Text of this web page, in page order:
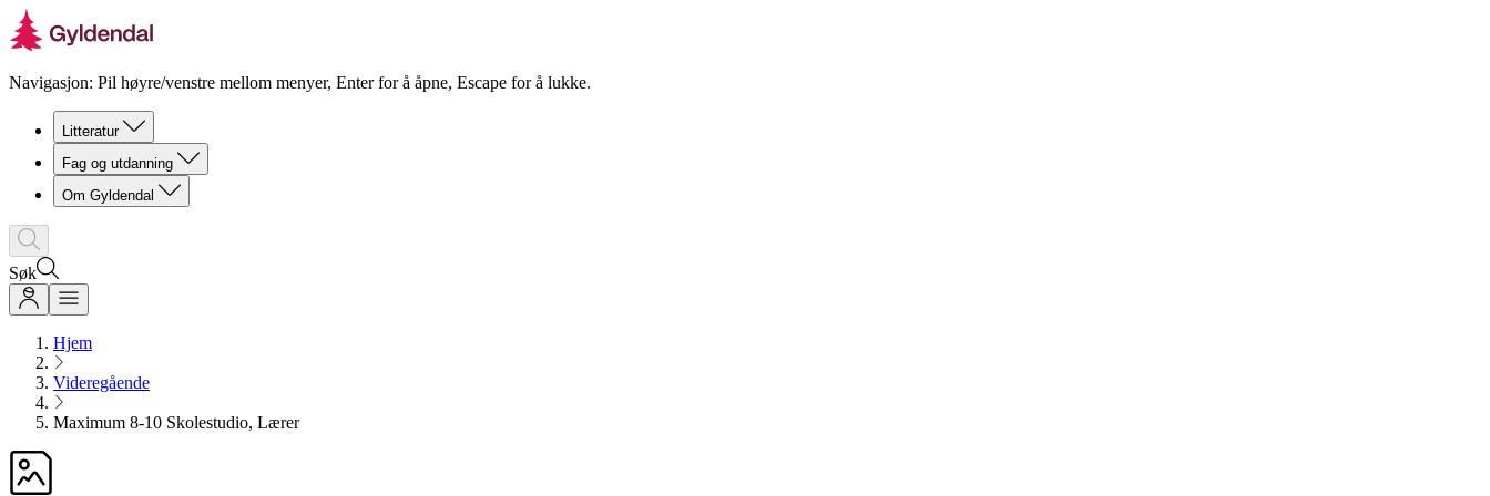
Navigasjon: Pil høyre/venstre mellom menyer, Enter for å åpne, Escape for å lukke.
Litteratur
Fag og utdanning
Om Gyldendal
Søk
Hjem
Videregående
Maximum 8-10 Skolestudio, Lærer